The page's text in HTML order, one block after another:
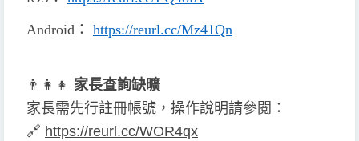
Android ： https://reurl.cc/Mz41Qn
👨 👩 👧 家長查詢缺曠
家長需先行註冊帳號，操作說明請參閱：
🔗 https://reurl.cc/WOR4qx